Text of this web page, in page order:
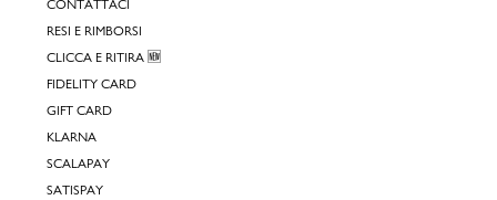
CONTATTACI
RESI E RIMBORSI
CLICCA E RITIRA 🆕
FIDELITY CARD
GIFT CARD
KLARNA
SCALAPAY
SATISPAY